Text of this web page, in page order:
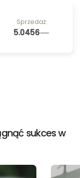
Sprzedaż:
5.0456
sukces w